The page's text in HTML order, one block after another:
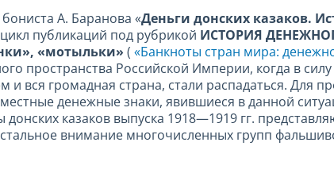
А. Баранова «Деньги донских казаков.
публикаций под рубрикой ИСТОРИЯ
«мотыльки» ( «Банкноты стран мира:
пространства Российской Империи, когда в
вся громадная страна, стали распадаться. Для
денежные знаки, явившиеся в данной
казаков выпуска 1918—1919 гг.
внимание многочисленных групп